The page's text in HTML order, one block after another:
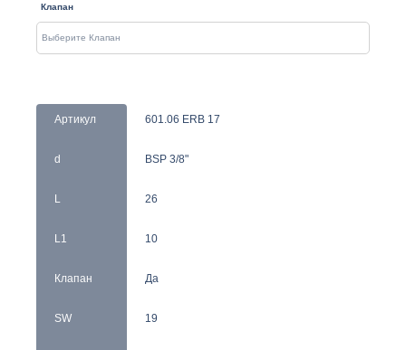
Клапан
Артикул
d
L
L1
Клапан
SW
601.06 ERB 17
BSP 3/8"
26
10
Да
19